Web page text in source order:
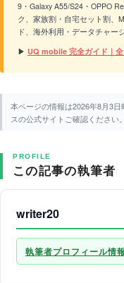
9・Galaxy A55/S24・OPPO
ク、家族割・自宅セット割、
ド、海外利用・データチャー
▶ UQ mobile 完全ガイド｜
本ページの情報は2026年8月3
スの公式サイトご確認ください。
PROFILE
この記事の執筆者
writer20
執筆者プロフィール情報